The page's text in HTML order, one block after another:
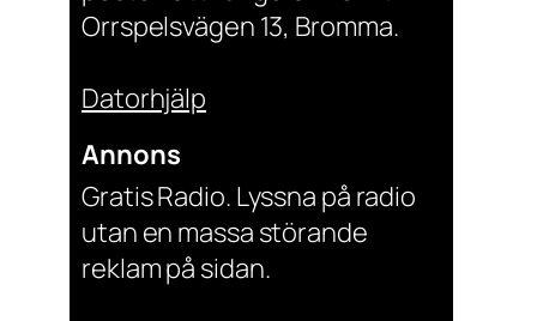
Orrspelsvägen 13, Bromma.
Datorhjälp
Annons
Gratis Radio. Lyssna på radio
utan en massa störande
reklam på sidan.